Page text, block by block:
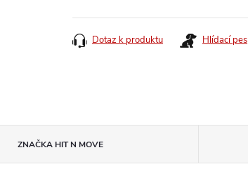
cena:
Dotaz k produktu Hlídací pes
ZNAČKAHIT N MOVE